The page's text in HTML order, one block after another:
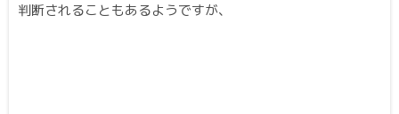
判断されることもあるようですが、